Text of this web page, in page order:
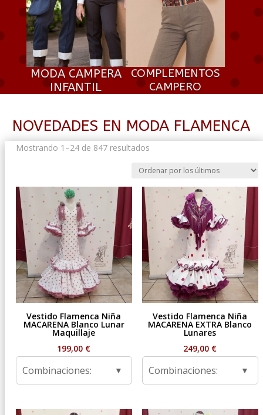
MODA CAMPERA
INFANTIL
COMPLEMENTOS
CAMPERO
NOVEDADES EN MODA FLAMENCA
Mostrando 1–24 de 847 resultadosOrdenado
los
últimos
Vestido Flamenca Niña
MACARENA Blanco Lunar
Maquillaje
199,00 €
Combinaciones:
Vestido Flamenca Niña
MACARENA EXTRA Blanco
Lunares
249,00 €
Combinaciones: